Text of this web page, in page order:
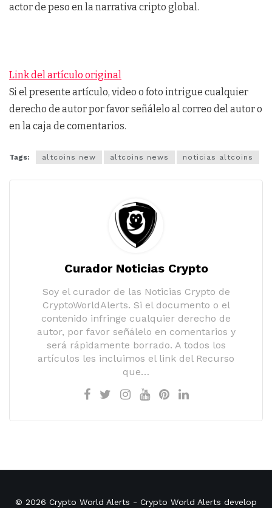
actor de peso en la narrativa cripto global.
Link del artículo original
Si el presente artículo, video o foto intrigue cualquier
derecho de autor por favor señálelo al correo del autor o
en la caja de comentarios.
Tags: altcoins new altcoins news noticias altcoins
Curador Noticias Crypto
Soy el curador de las Noticias Crypto de
CryptoWorldAlerts. Si el documento o el
contenido infringe cualquier derecho de
autor, por favor señálelo en comentarios y
será rápidamente borrado. A todos los
artículos les incluimos el link del Recurso
que…
© 2026 Crypto World Alerts - Crypto World Alerts develop